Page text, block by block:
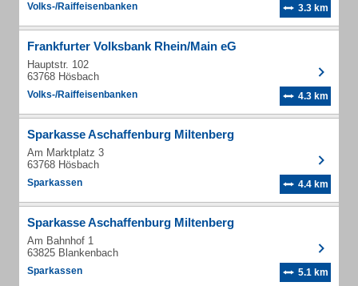
Volks-/Raiffeisenbanken 3.3 km
Frankfurter Volksbank Rhein/Main eG
Hauptstr. 102
63768 Hösbach
Volks-/Raiffeisenbanken 4.3 km
Sparkasse Aschaffenburg Miltenberg
Am Marktplatz 3
63768 Hösbach
Sparkassen 4.4 km
Sparkasse Aschaffenburg Miltenberg
Am Bahnhof 1
63825 Blankenbach
Sparkassen 5.1 km